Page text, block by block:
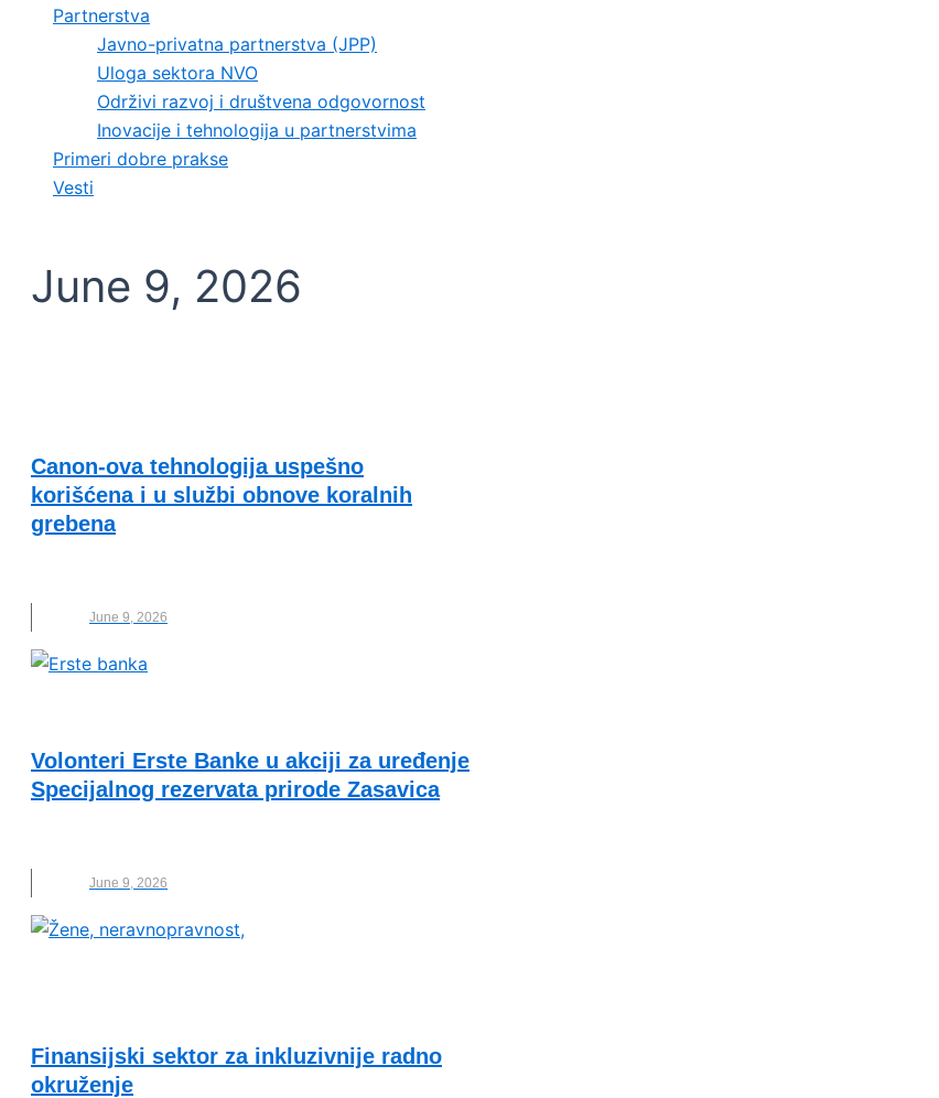
Partnerstva
Javno-privatna partnerstva (JPP)
Uloga sektora NVO
Održivi razvoj i društvena odgovornost
Inovacije i tehnologija u partnerstvima
Primeri dobre prakse
Vesti
June 9, 2026
Canon-ova tehnologija uspešno
korišćena i u službi obnove koralnih
grebena
June 9, 2026
Volonteri Erste Banke u akciji za uređenje
Specijalnog rezervata prirode Zasavica
June 9, 2026
Finansijski sektor za inkluzivnije radno
okruženje